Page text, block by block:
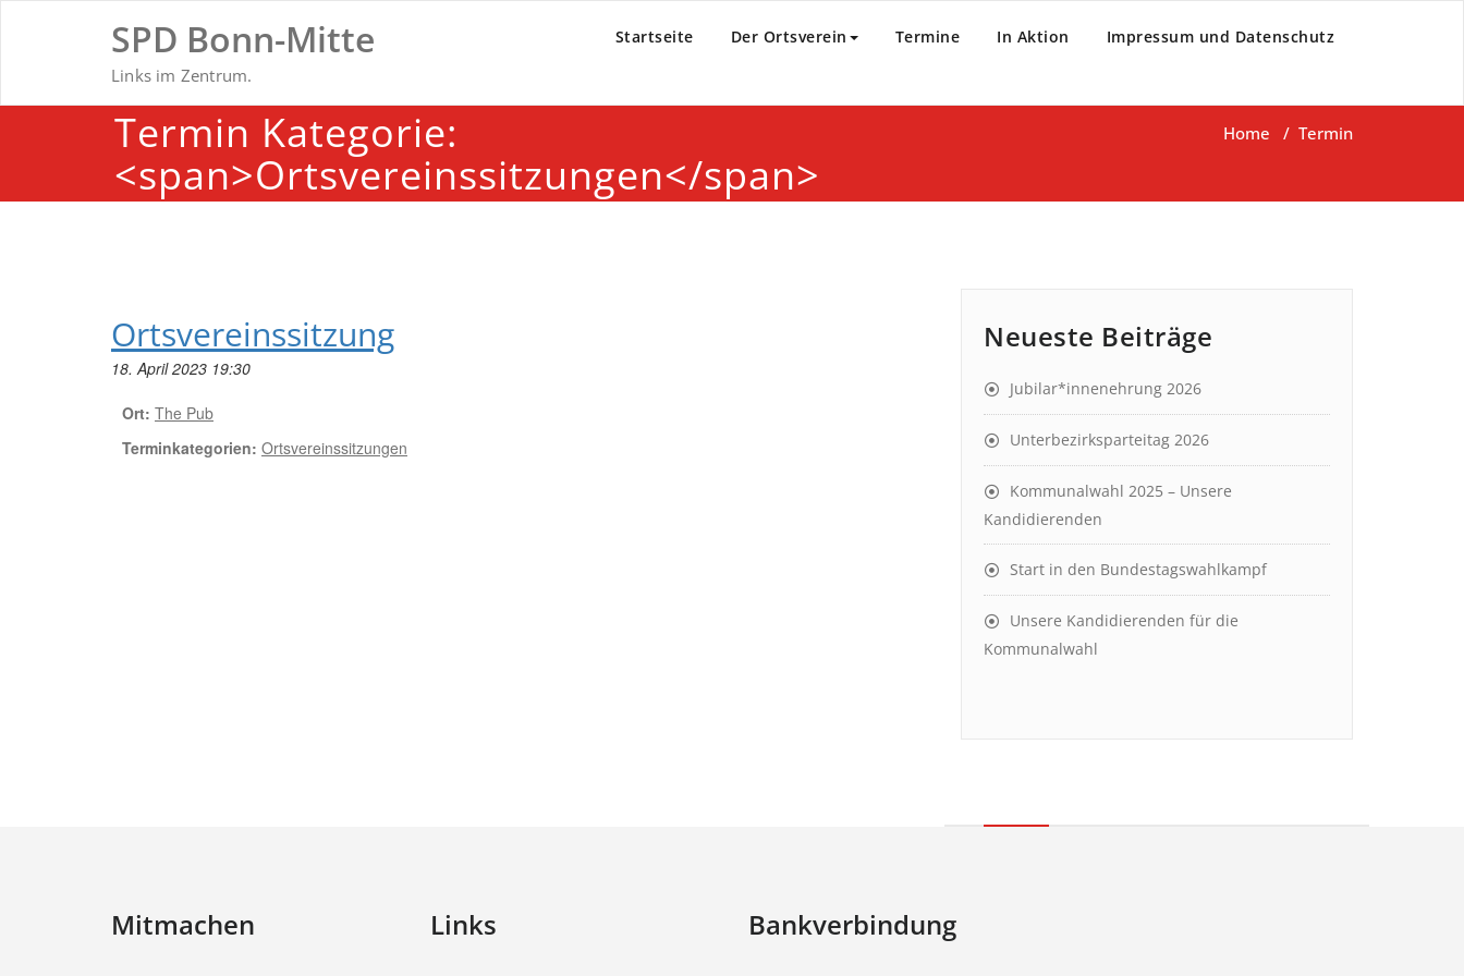
SPD Bonn-Mitte
Links im Zentrum.
Startseite Der Ortsverein Termine In Aktion Impressum und Datenschutz
Termin Kategorie:
<span>Ortsvereinssitzungen</span>
Home / Termin
Ortsvereinssitzung
18. April 2023 19:30
Ort: The Pub
Terminkategorien: Ortsvereinssitzungen
Neueste Beiträge
Jubilar*innenehrung 2026
Unterbezirksparteitag 2026
Kommunalwahl 2025 – Unsere
Kandidierenden
Start in den Bundestagswahlkampf
Unsere Kandidierenden für die
Kommunalwahl
Mitmachen Links Bankverbindung